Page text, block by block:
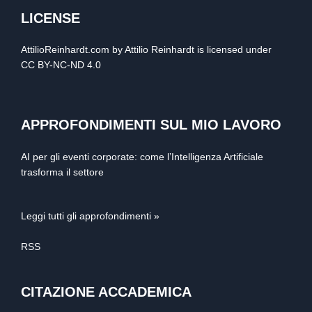
LICENSE
AttilioReinhardt.com byAttilio Reinhardt is licensed under
CC BY-NC-ND 4.0
APPROFONDIMENTI SUL MIO LAVORO
AI per gli eventi corporate: come l’Intelligenza Artificiale
trasforma il settore
Leggi tutti gli approfondimenti »
RSS
CITAZIONE ACCADEMICA